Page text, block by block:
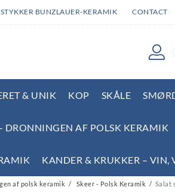
BUNZLAUER-KERAMIK CONTACT
& UNIK KOP SKÅLE
DRONNINGEN AF POLSK KERAMIK
KANDER & KRUKKER –
af polsk keramik Skeer - Polsk Keramik Salat